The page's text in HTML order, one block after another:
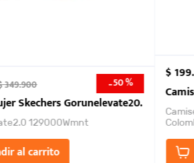
2026
349.900 -50 %
Skechers Gorunelevate20.
129000Wmnt
al carrito
$199.
un